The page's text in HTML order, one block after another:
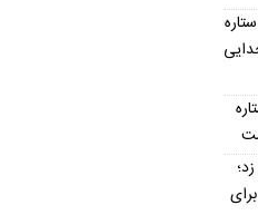
۳ گل زد؛